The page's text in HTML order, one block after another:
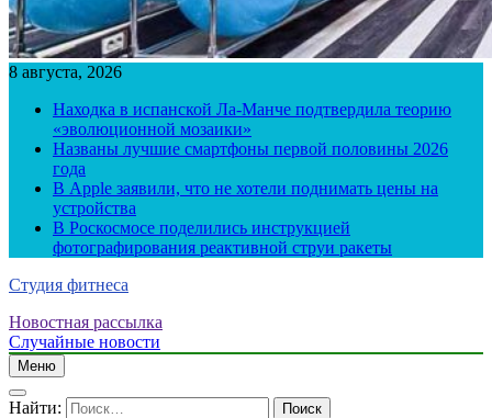
8 августа, 2026
Находка в испанской Ла-Манче подтвердила теорию
«эволюционной мозаики»
Названы лучшие смартфоны первой половины 2026
года
В Apple заявили, что не хотели поднимать цены на
устройства
В Роскосмосе поделились инструкцией
фотографирования реактивной струи ракеты
Студия фитнеса
Новостная рассылка
Случайные новости
Меню
Найти: